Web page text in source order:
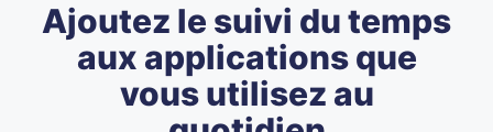
Ajoutez le suivi du temps
aux applications que
vous utilisez au